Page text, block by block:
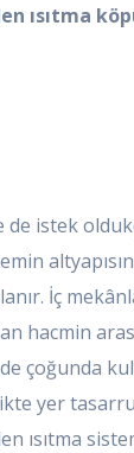
ısıtma
istek
İç
hacmin
çoğunda
yer
ısıtma